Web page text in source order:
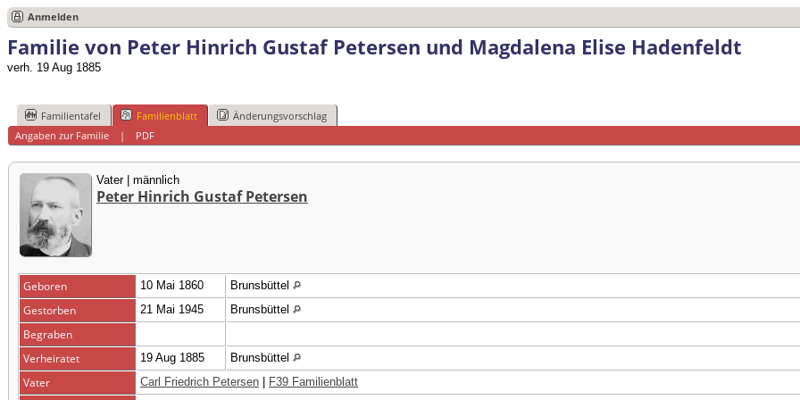
Anmelden
Familie von Peter Hinrich Gustaf Petersen und Magdalena Elise Hadenfeldt
verh. 19 Aug 1885
Familientafel Familienblatt
Änderungsvorschlag
Angaben zur Familie| PDF
Vater | männlich
Peter Hinrich Gustaf Petersen
Geboren 10 Mai 1860 Brunsbüttel
Gestorben 21 Mai 1945 Brunsbüttel
Begraben
Verheiratet
19 Aug 1885 Brunsbüttel
Vater Carl Friedrich Petersen F39 Familienblatt